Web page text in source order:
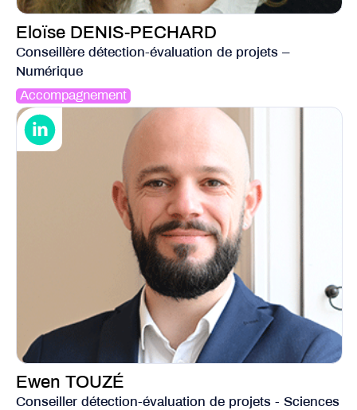
Eloïse DENIS-PECHARD
Conseillère détection-évaluation de projets –
Numérique
Accompagnement
Ewen TOUZÉ
Conseiller détection-évaluation de projets - Sciences